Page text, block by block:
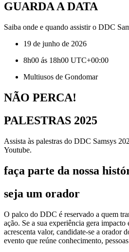
GUARDA A DATA
Saiba onde e quando assistir o DDC
19 de junho de 2026
8h00 ás 18h00 UTC+00:00
Multiusos de Gondomar
NÃO PERCA!
PALESTRAS 2025
Assista às palestras do DDC Samsys
Youtube.
faça parte da nossa
seja um orador
O palco do DDC é reservado a quem
ação. Se a sua experiência gera impacto
acrescenta valor, candidate-se a orador
evento que reúne conhecimento,